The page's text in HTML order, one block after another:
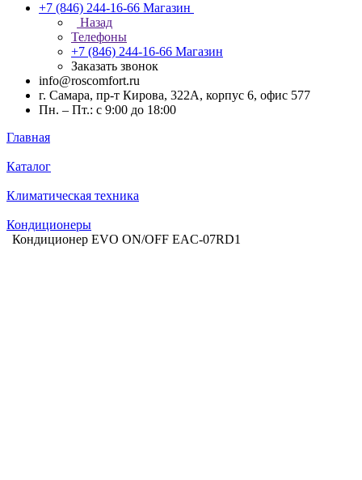
+7 (846) 244-16-66 Магазин
Назад
Телефоны
+7 (846) 244-16-66 Магазин
Заказать звонок
info@roscomfort.ru
г. Самара, пр-т Кирова, 322А, корпус 6, офис 577
Пн. – Пт.: с 9:00 до 18:00
Главная
Каталог
Климатическая техника
Кондиционеры
Кондиционер EVO ON/OFF EAC-07RD1